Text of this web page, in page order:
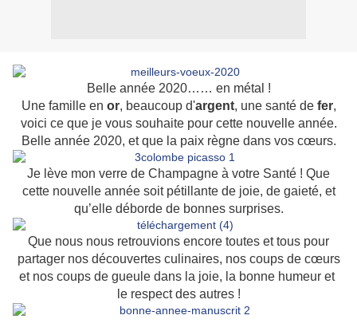
Belle année 2020…… en métal !
Une famille en or, beaucoup d'argent, une santé de fer,
voici ce que je vous souhaite pour cette nouvelle année.
Belle année 2020, et que la paix règne dans vos cœurs.
Je lève mon verre de Champagne à votre Santé ! Que
cette nouvelle année soit pétillante de joie, de gaieté, et
qu’elle déborde de bonnes surprises.
Que nous nous retrouvions encore toutes et tous pour
partager nos découvertes culinaires, nos coups de cœurs
et nos coups de gueule dans la joie, la bonne humeur et
le respect des autres !